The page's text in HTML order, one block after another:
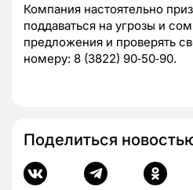
Компания настоятельно
поддаваться на угрозы и
предложения и проверять
номеру: 8 (3822) 90‑50‑90.
Поделиться